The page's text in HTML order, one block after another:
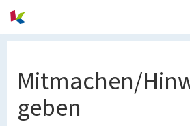
Mitmachen/
geben